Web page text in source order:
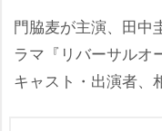
門脇麦が主演、田中
ラマ『リバーサルオ
キャスト・出演者、